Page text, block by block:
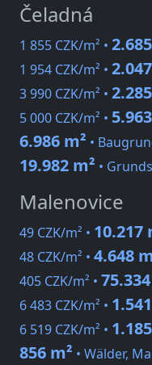
Čeladná
1 855 CZK/m² •
1 954 CZK/m² •
3 990 CZK/m² •
5 000 CZK/m² •
6.986 m² •
19.982 m² •
Malenovice
49 CZK/m² • 10.217
48 CZK/m² • 4.648
405 CZK/m² •
6 483 CZK/m² •
6 519 CZK/m² •
856 m² • Wälder,